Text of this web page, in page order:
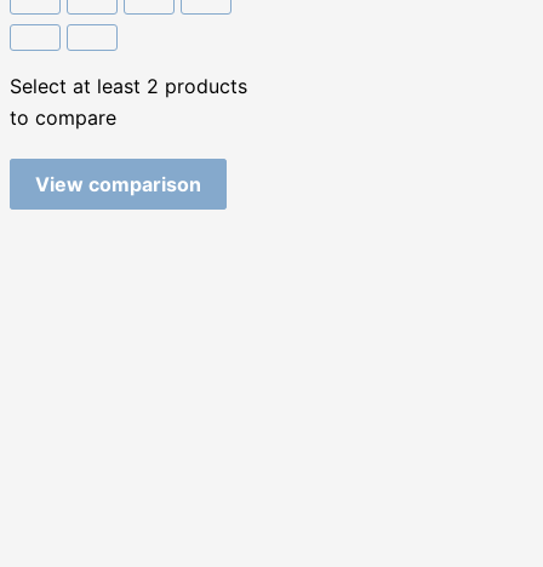
Select at least 2 products
to compare
View comparison